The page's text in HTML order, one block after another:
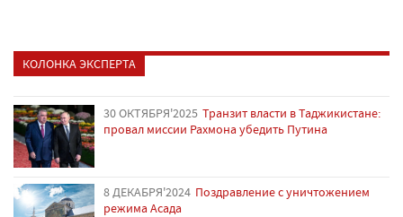
КОЛОНКА ЭКСПЕРТА
30 ОКТЯБРЯ'2025 Транзит власти в Таджикистане:
провал миссии Рахмона убедить Путина
8 ДЕКАБРЯ'2024 Поздравление с уничтожением
режима Асада